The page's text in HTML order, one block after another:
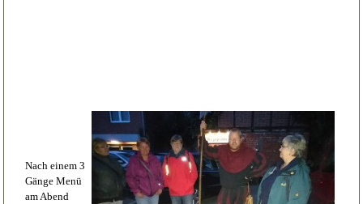
Nach einem 3
Gänge Menü
am Abend